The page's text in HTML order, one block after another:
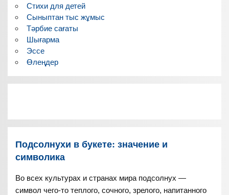
Стихи для детей
Сыныптан тыс жұмыс
Тәрбие сағаты
Шығарма
Эссе
Өлеңдер
Подсолнухи в букете: значение и
символика
Во всех культурах и странах мира подсолнух —
символ чего-то теплого, сочного, зрелого, напитанного